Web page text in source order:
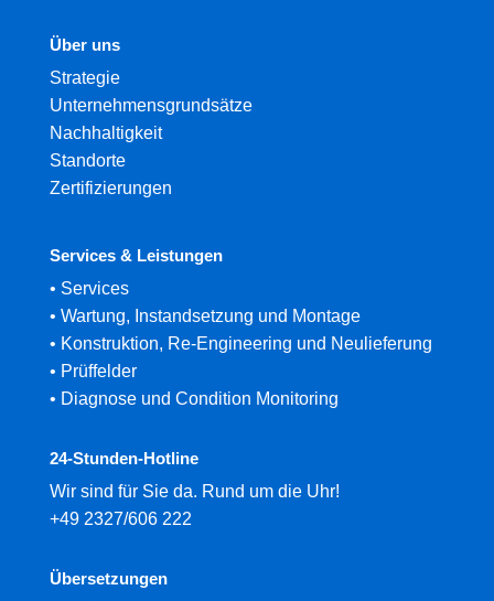
Über uns
Strategie
Unternehmensgrundsätze
Nachhaltigkeit
Standorte
Zertifizierungen
Services & Leistungen
• Services
• Wartung, Instandsetzung und Montage
• Konstruktion, Re-Engineering und Neulieferung
• Prüffelder
• Diagnose und Condition Monitoring
24-Stunden-Hotline
Wir sind für Sie da. Rund um die Uhr!
+49 2327/606 222
Übersetzungen